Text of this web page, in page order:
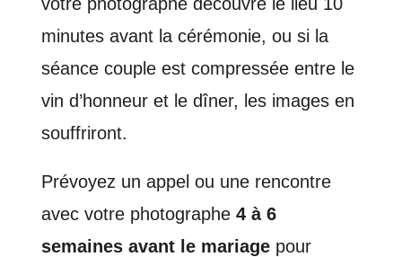
minutes avant la cérémonie, ou si la
séance couple est compressée entre le
vin d’honneur et le dîner, les images en
souffriront.
Prévoyez un appel ou une rencontre
avec votre photographe 4 à 6
semaines avant le mariagepour